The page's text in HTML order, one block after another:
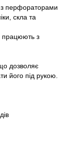
перфораторами
скла та
працюють з
дозволяє
його під рукою.